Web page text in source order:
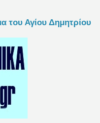
του Αγίου Δημητρίου